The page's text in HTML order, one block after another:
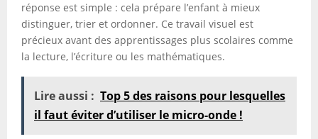
réponse est simple : cela prépare l’enfant à mieux
distinguer, trier et ordonner. Ce travail visuel est
précieux avant des apprentissages plus scolaires comme
la lecture, l’écriture ou les mathématiques.
Lire aussi : Top 5 des raisons pour lesquelles
il faut éviter d’utiliser le micro-onde !